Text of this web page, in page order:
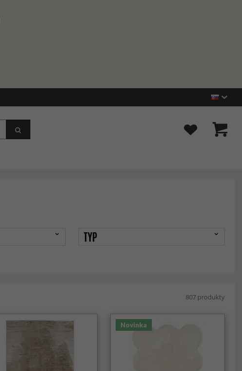
TYP
807 produkty
Novinka